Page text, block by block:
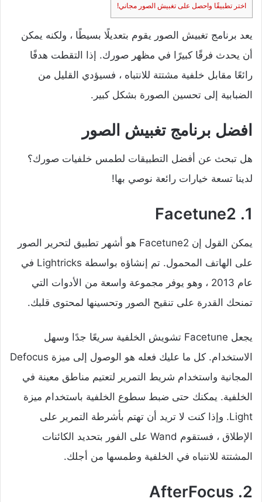
اختر تطبيقًا واحصل على تغبيش الصور مجاني!
يعد برنامج تغبيش الصور يقوم بتعديلًا بسيطًا ، ولكنه يمكن
أن يحدث فرقًا كبيرًا في مظهر صورك. إذا التقطت هدفًا
رائعًا مقابل خلفية مشتتة للانتباه ، فسيؤدي القليل من
الضبابية إلى تحسين الصورة بشكل كبير.
افضل برنامج تغبيش الصور
هل تبحث عن أفضل التطبيقات لطمس خلفيات صورك؟
لدينا تسعة خيارات رائعة نوصي بها!
1. Facetune2
يمكن القول إن Facetune2 هو أشهر تطبيق لتحرير الصور
على الهاتف المحمول. تم إنشاؤه بواسطة Lightricks في
عام 2013 ، وهو يوفر مجموعة واسعة من الأدوات التي
تمنحك القدرة على تنقيح الصور وتحسينها لمحتوى قلبك.
يجعل Facetune تشويش الخلفية سريعًا جدًا وسهل
الاستخدام. كل ما عليك فعله هو الوصول إلى ميزة Defocus
المجانية واستخدام شريط التمرير لتعتيم مناطق معينة في
الخلفية. يمكنك حتى ضبط سطوع الخلفية باستخدام ميزة
Light. وإذا كنت لا تريد أن تهتم بأشرطة التمرير على
الإطلاق ، فستقوم Wand على الفور بتحديد الكائنات
المشتتة للانتباه في الخلفية وطمسها من أجلك.
2. AfterFocus